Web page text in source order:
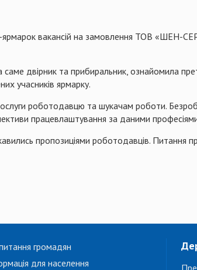
ярмарок вакансій на замовлення ТОВ «ШЕН-
саме двірник та прибиральник, ознайомила
учасників ярмарку.
роботодавцю та шукачам роботи.
працевлаштування за даними
пропозиціями роботодавців. Питання
громадян
для населення